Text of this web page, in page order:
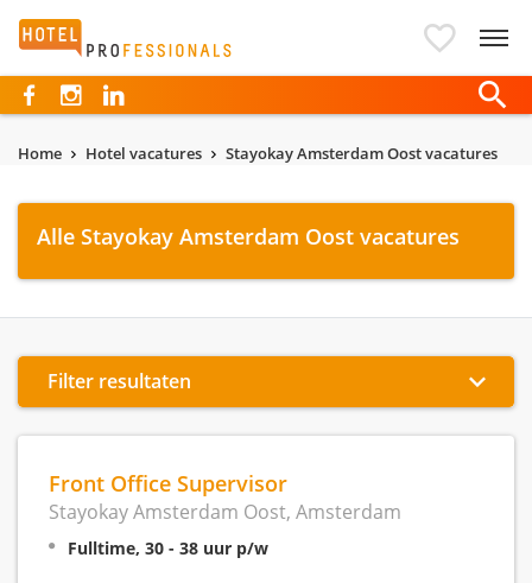
Hotelprofessionals
Home Hotel vacatures Stayokay Amsterdam Oost vacatures
Alle Stayokay Amsterdam Oost vacatures
Filter resultaten
Front Office Supervisor
Stayokay Amsterdam Oost, Amsterdam
Fulltime, 30 - 38 uur p/w